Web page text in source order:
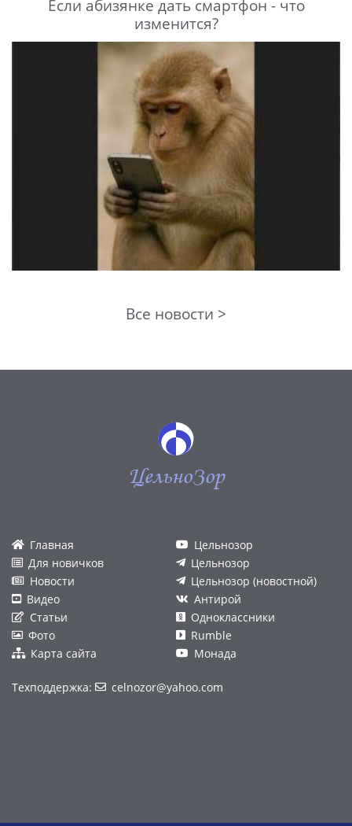
Если абизянке дать смартфон - что
изменится?
Все новости >
ЦельноЗор
Главная
Для новичков
Новости
Видео
Статьи
Фото
Карта сайта
Цельнозор
Цельнозор
Цельнозор (новостной)
Антирой
Одноклассники
Rumble
Монада
Техподдержка: celnozor@yahoo.com